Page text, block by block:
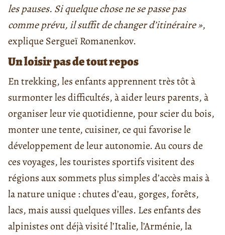
les pauses. Si quelque chose ne se passe pas
comme prévu, il suffit de changer d’itinéraire »,
explique Sergueï Romanenkov.
Un loisir pas de tout repos
En trekking, les enfants apprennent très tôt à
surmonter les difficultés, à aider leurs parents, à
organiser leur vie quotidienne, pour scier du bois,
monter une tente, cuisiner, ce qui favorise le
développement de leur autonomie. Au cours de
ces voyages, les touristes sportifs visitent des
régions aux sommets plus simples d’accès mais à
la nature unique : chutes d’eau, gorges, forêts,
lacs, mais aussi quelques villes. Les enfants des
alpinistes ont déjà visité l’Italie, l’Arménie, la